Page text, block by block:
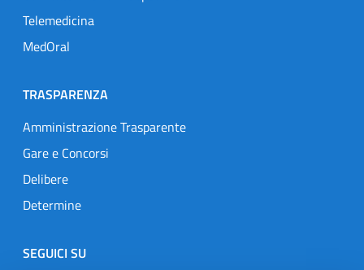
Telemedicina
MedOral
TRASPARENZA
Amministrazione Trasparente
Gare e Concorsi
Delibere
Determine
SEGUICI SU